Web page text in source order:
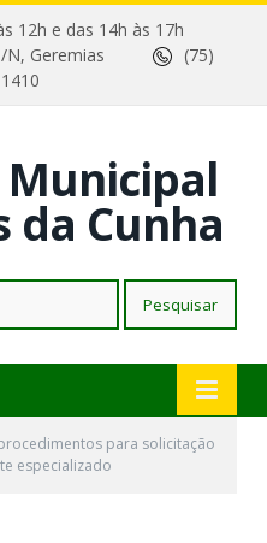
às 12h e das 14h às 17h
S/N, Geremias
(75)
da Cunha
para solicitação
especializado